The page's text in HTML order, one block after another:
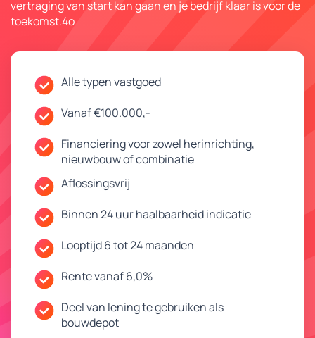
vertraging van start kan gaan en je bedrijf klaar is voor de
toekomst.4o
Alle typen vastgoed
Vanaf €100.000,-
Financiering voor zowel herinrichting,
nieuwbouw of combinatie
Aflossingsvrij
Binnen 24 uur haalbaarheid indicatie
Looptijd 6 tot 24 maanden
Rente vanaf 6,0%
Deel van lening te gebruiken als
bouwdepot